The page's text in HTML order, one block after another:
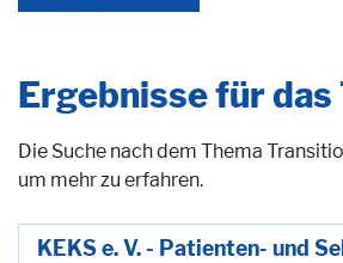
Ergebnisse für
Die Suche nach dem Thema
um mehr zu erfahren.
KEKS e. V. - Patienten- und